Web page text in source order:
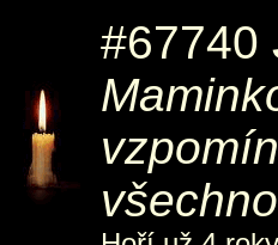
#67740